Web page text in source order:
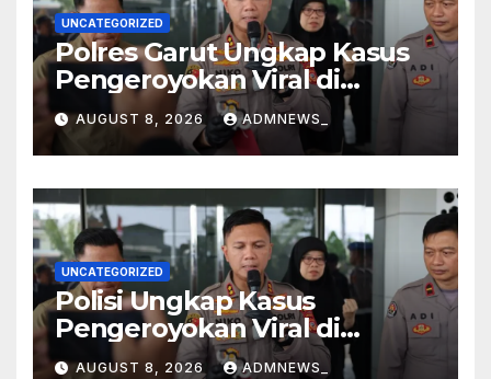
UNCATEGORIZED
Polres Garut Ungkap Kasus
Pengeroyokan Viral di
Tarogong Kaler, Berawal dari
Knalpot Brong
AUGUST 8, 2026 ADMNEWS_
UNCATEGORIZED
Polisi Ungkap Kasus
Pengeroyokan Viral di
Tarogong Kaler, Berawal dari
AUGUST 8, 2026 ADMNEWS_